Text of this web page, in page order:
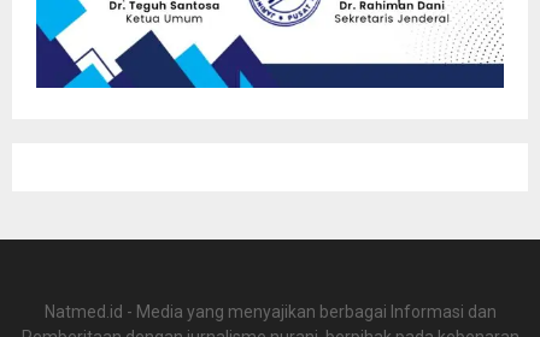
Natmed.id - Media yang menyajikan berbagai Informasi dan